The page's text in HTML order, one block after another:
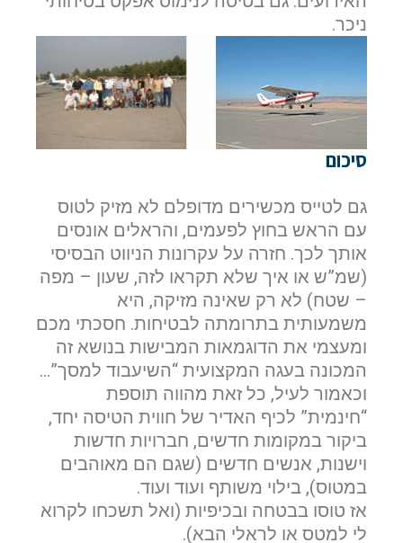
ניכר.
סיכום
גם לטייס מכשירים מדופלם לא מזיק לטוס
עם הראש בחוץ לפעמים, והראלים אונסים
אותך לכך. חזרה על עקרונות הניווט הבסיסי
(שמ”ש או איך שלא תקראו לזה, שעון – מפה
– שטח) לא רק שאינה מזיקה, היא
משמעותית בתרומתה לבטיחות. חסכתי מכם
ומעצמי את הדוגמאות המבישות בנושא זה
המכונה בעגה המקצועית “השיעבוד למסך”…
וכאמור לעיל, כל זאת מהווה תוספת
“חינמית” לכיף האדיר של חווית הטיסה יחד,
ביקור במקומות חדשים, חברויות חדשות
וישנות, אנשים חדשים (שגם הם מאוהבים
במטוס), בילוי משותף ועוד ועוד.
אז טוסו בבטחה ובכיפיות (ואל תשכחו לקרוא
לי למטס או לראלי הבא).
הערות ושאלות
שלח הודעה